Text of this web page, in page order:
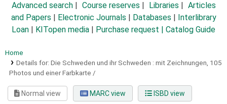
Advanced search Course reserves Libraries
Articles
and Papers
Electronic Journals Databases
Interlibrary
Loan
KITopen media Purchase request | Catalog Guide
Home
Details for: Die Schweden und ihr Schweden : mit Zeichnungen, 105
Photos und einer Farbkarte /
Normal view MARC view ISBD view